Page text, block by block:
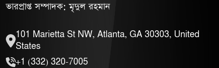
ভারপ্রাপ্ত সম্পাদক: মৃদুল রহমান
101 Marietta St NW, Atlanta, GA 30303, United
States
+1 (332) 320-7005